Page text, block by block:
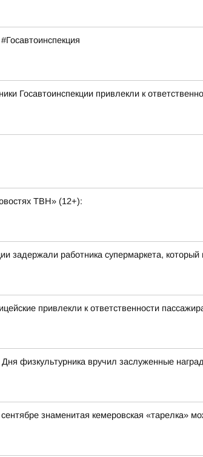
Госавтоинспекции привлекли к
ТВН» (12+):
задержали работника супермаркета, который
привлекли к ответственности
физкультурника вручил заслуженные
знаменитая кемеровская «тарелка»